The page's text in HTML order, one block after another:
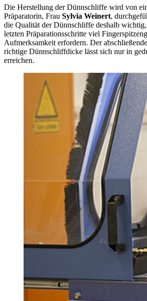
Die Herstellung der Dünnschliffe wird von
Präparatorin, Frau Sylvia Weinert,
die Qualität der Dünnschliffe deshalb
letzten Präparationsschritte viel
Aufmerksamkeit erfordern. Der
richtige Dünnschliffdicke lässt sich nur in
erreichen.